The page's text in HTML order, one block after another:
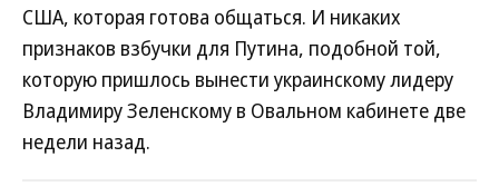
США, которая готова общаться. И никаких
признаков взбучки для Путина, подобной той,
которую пришлось вынести украинскому лидеру
Владимиру Зеленскому в Овальном кабинете две
недели назад.